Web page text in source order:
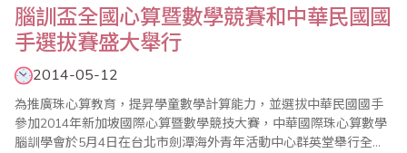
腦訓盃全國心算暨數學競賽和中華民國國
手選拔賽盛大舉行
2014-05-12
為推廣珠心算教育，提昇學童數學計算能力，並選拔中華民國國手
參加2014年新加坡國際心算暨數學競技大賽，中華國際珠心算數學
腦訓學會於5月4日在台北市劍潭海外青年活動中心群英堂舉行全國